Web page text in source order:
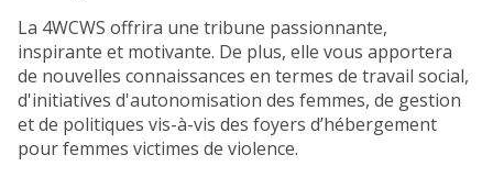
La 4WCWS offrira une tribune passionnante,
inspirante et motivante. De plus, elle vous apportera
de nouvelles connaissances en termes de travail social,
d'initiatives d'autonomisation des femmes, de gestion
et de politiques vis-à-vis des foyers d’hébergement
pour femmes victimes de violence.